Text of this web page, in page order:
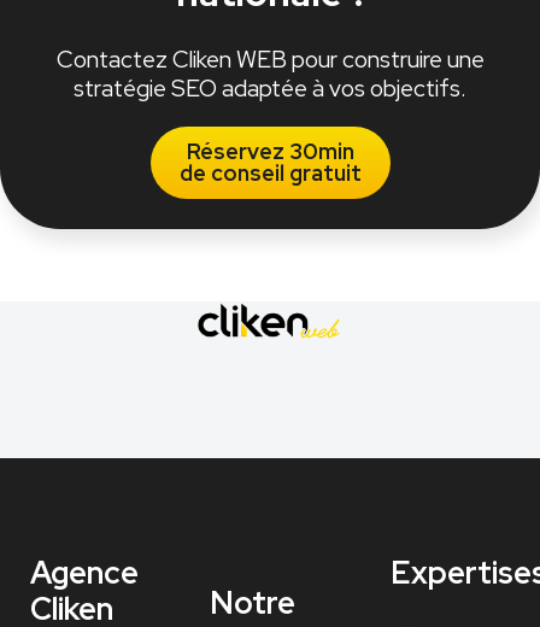
Contactez Cliken WEB pour construire une
stratégie SEO adaptée à vos objectifs.
Réservez 30min
de conseil gratuit
Agence
Cliken
Notre